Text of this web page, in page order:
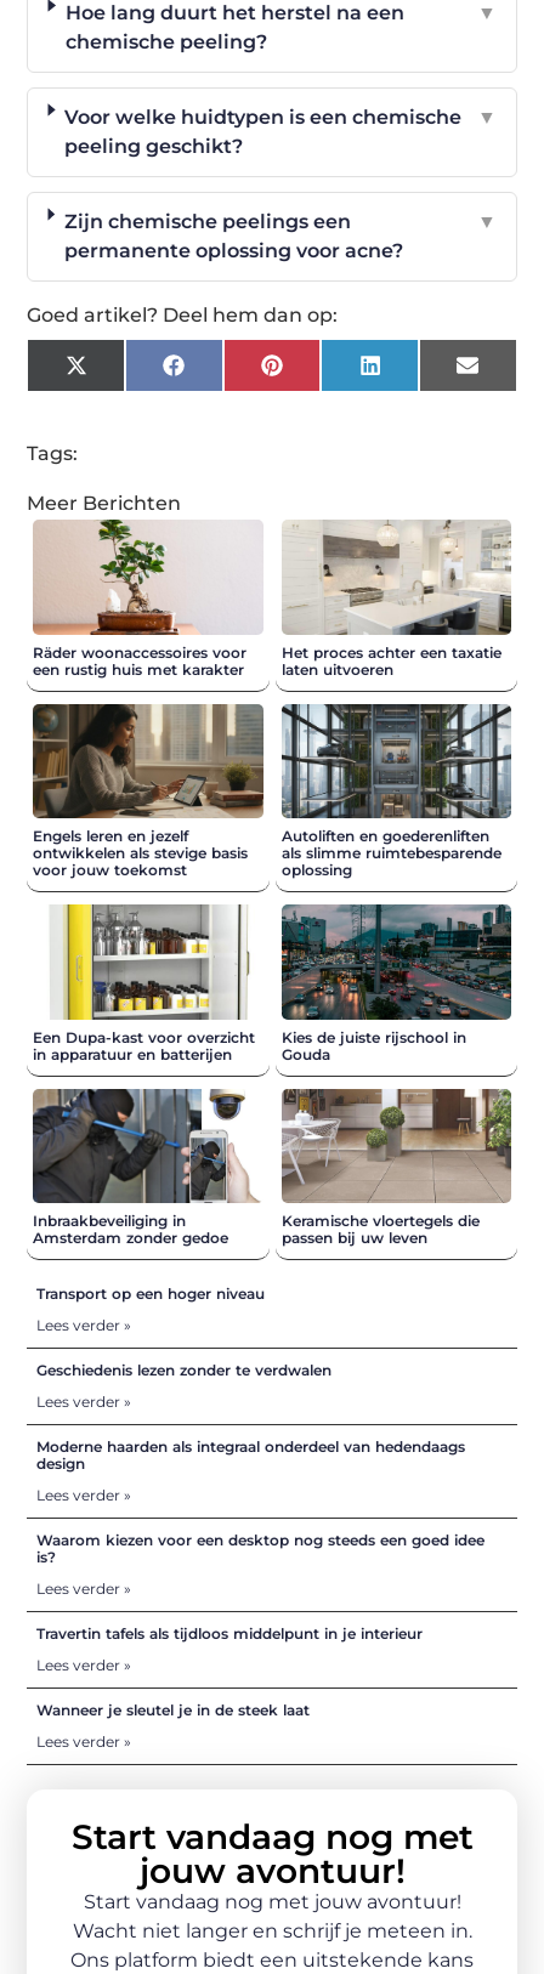
Hoe lang duurt het herstel na een
chemische peeling?
▼
Voor welke huidtypen is een chemische
peeling geschikt?
▼
Zijn chemische peelings een
permanente oplossing voor acne?
▼
Goed artikel? Deel hem dan op:
X
(Twitter)
FacebookPinterestLinkedIn Email
Tags:
Meer Berichten
Räder woonaccessoires voor
een rustig huis met karakter
Het proces achter een taxatie
laten uitvoeren
Engels leren en jezelf
ontwikkelen als stevige basis
voor jouw toekomst
Autoliften en goederenliften
als slimme ruimtebesparende
oplossing
Een Dupa-kast voor overzicht
in apparatuur en batterijen
Kies de juiste rijschool in
Gouda
Inbraakbeveiliging in
Amsterdam zonder gedoe
Keramische vloertegels die
passen bij uw leven
Transport op een hoger niveau
Lees verder »
Geschiedenis lezen zonder te verdwalen
Lees verder »
Moderne haarden als integraal onderdeel van hedendaags
design
Lees verder »
Waarom kiezen voor een desktop nog steeds een goed idee
is?
Lees verder »
Travertin tafels als tijdloos middelpunt in je interieur
Lees verder »
Wanneer je sleutel je in de steek laat
Lees verder »
Start vandaag nog met
jouw avontuur!
Start vandaag nog met jouw avontuur!
Wacht niet langer en schrijf je meteen in.
Ons platform biedt een uitstekende kans